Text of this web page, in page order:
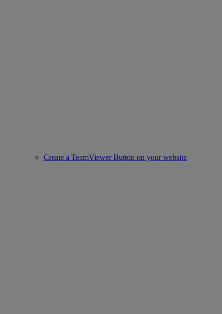
Create a TeamViewer Button on your website